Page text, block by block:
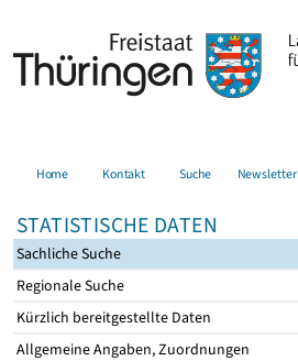
Home Kontakt Suche Newsletter
STATISTISCHE DATEN
Sachliche Suche
Regionale Suche
Kürzlich bereitgestellte Daten
Allgemeine Angaben, Zuordnungen